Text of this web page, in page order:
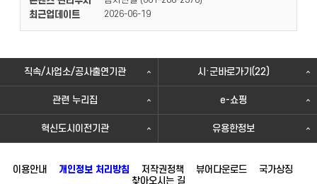
최근업데이트 2026-06-19
직속/사업소/공사출연기관 시·군바로가기(22)
관련 누리집 e-쇼핑
혁신도시이전기관 유용한정보
이용안내 개인정보 처리방침 저작권정책 뷰어다운로드
국가상징
찾아오시는 길